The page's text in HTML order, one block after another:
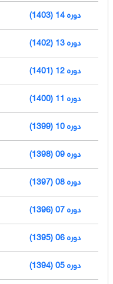
دوره 14 (1403)
دوره 13 (1402)
دوره 12 (1401)
دوره 11 (1400)
دوره 10 (1399)
دوره 09 (1398)
دوره 08 (1397)
دوره 07 (1396)
دوره 06 (1395)
دوره 05 (1394)